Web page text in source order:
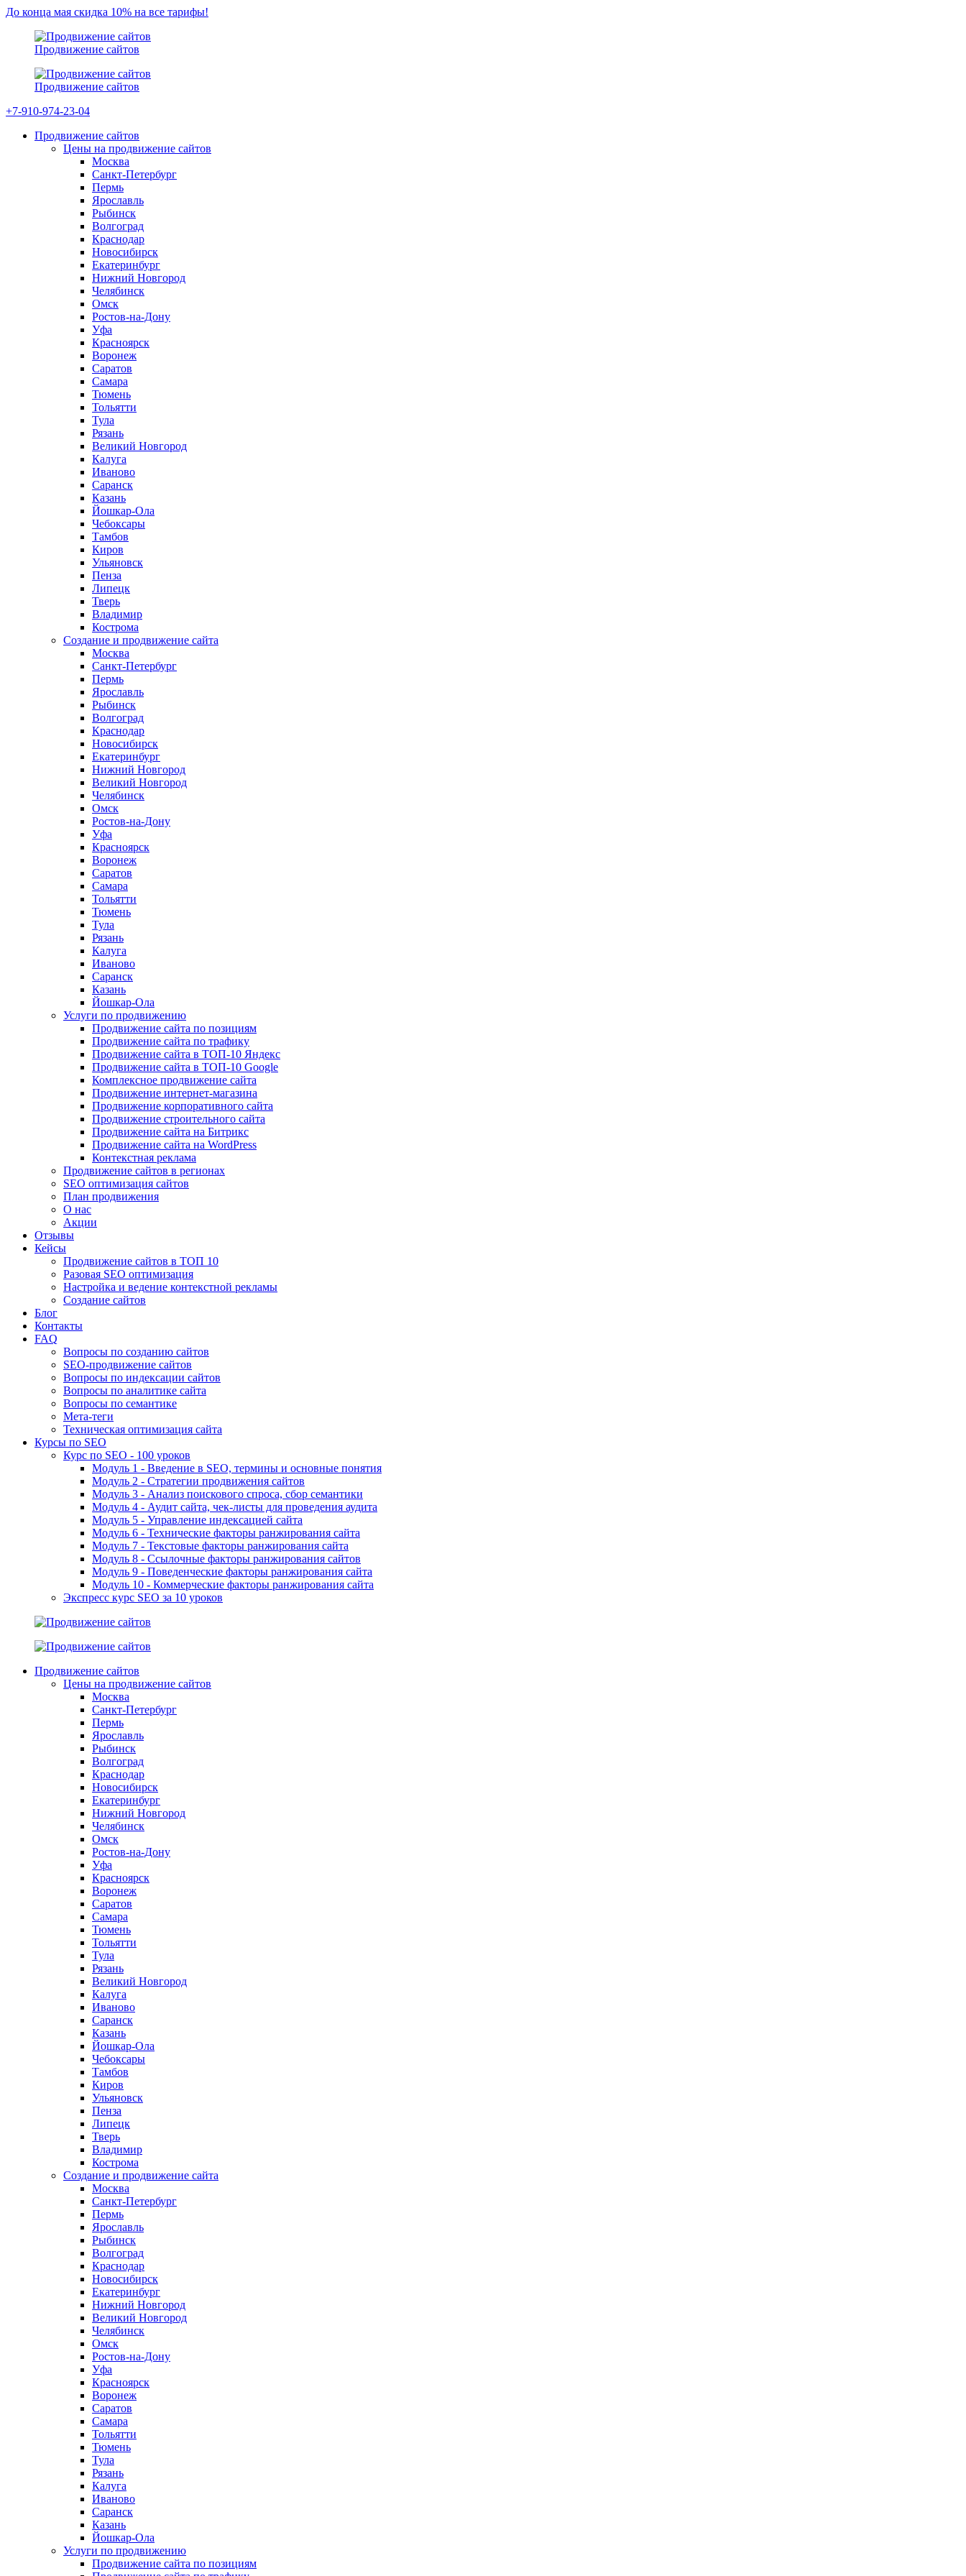
До конца мая скидка 10% на все тарифы!
Продвижение сайтов
Продвижение сайтов
+7-910-974-23-04
Продвижение сайтов
Цены на продвижение сайтов
Москва
Санкт-Петербург
Пермь
Ярославль
Рыбинск
Волгоград
Краснодар
Новосибирск
Екатеринбург
Нижний Новгород
Челябинск
Омск
Ростов-на-Дону
Уфа
Красноярск
Воронеж
Саратов
Самара
Тюмень
Тольятти
Тула
Рязань
Великий Новгород
Калуга
Иваново
Саранск
Казань
Йошкар-Ола
Чебоксары
Тамбов
Киров
Ульяновск
Пенза
Липецк
Тверь
Владимир
Кострома
Создание и продвижение сайта
Москва
Санкт-Петербург
Пермь
Ярославль
Рыбинск
Волгоград
Краснодар
Новосибирск
Екатеринбург
Нижний Новгород
Великий Новгород
Челябинск
Омск
Ростов-на-Дону
Уфа
Красноярск
Воронеж
Саратов
Самара
Тольятти
Тюмень
Тула
Рязань
Калуга
Иваново
Саранск
Казань
Йошкар-Ола
Услуги по продвижению
Продвижение сайта по позициям
Продвижение сайта по трафику
Продвижение сайта в ТОП-10 Яндекс
Продвижение сайта в ТОП-10 Google
Комплексное продвижение сайта
Продвижение интернет-магазина
Продвижение корпоративного сайта
Продвижение строительного сайта
Продвижение сайта на Битрикс
Продвижение сайта на WordPress
Контекстная реклама
Продвижение сайтов в регионах
SEO оптимизация сайтов
План продвижения
О нас
Акции
Отзывы
Кейсы
Продвижение сайтов в ТОП 10
Разовая SEO оптимизация
Настройка и ведение контекстной рекламы
Создание сайтов
Блог
Контакты
FAQ
Вопросы по созданию сайтов
SEO-продвижение сайтов
Вопросы по индексации сайтов
Вопросы по аналитике сайта
Вопросы по семантике
Мета-теги
Техническая оптимизация сайта
Курсы по SEO
Курс по SEO - 100 уроков
Модуль 1 - Введение в SEO, термины и основные понятия
Модуль 2 - Стратегии продвижения сайтов
Модуль 3 - Анализ поискового спроса, сбор семантики
Модуль 4 - Аудит сайта, чек-листы для проведения аудита
Модуль 5 - Управление индексацией сайта
Модуль 6 - Технические факторы ранжирования сайта
Модуль 7 - Текстовые факторы ранжирования сайта
Модуль 8 - Ссылочные факторы ранжирования сайтов
Модуль 9 - Поведенческие факторы ранжирования сайта
Модуль 10 - Коммерческие факторы ранжирования сайта
Экспресс курс SEO за 10 уроков
Продвижение сайтов
Цены на продвижение сайтов
Москва
Санкт-Петербург
Пермь
Ярославль
Рыбинск
Волгоград
Краснодар
Новосибирск
Екатеринбург
Нижний Новгород
Челябинск
Омск
Ростов-на-Дону
Уфа
Красноярск
Воронеж
Саратов
Самара
Тюмень
Тольятти
Тула
Рязань
Великий Новгород
Калуга
Иваново
Саранск
Казань
Йошкар-Ола
Чебоксары
Тамбов
Киров
Ульяновск
Пенза
Липецк
Тверь
Владимир
Кострома
Создание и продвижение сайта
Москва
Санкт-Петербург
Пермь
Ярославль
Рыбинск
Волгоград
Краснодар
Новосибирск
Екатеринбург
Нижний Новгород
Великий Новгород
Челябинск
Омск
Ростов-на-Дону
Уфа
Красноярск
Воронеж
Саратов
Самара
Тольятти
Тюмень
Тула
Рязань
Калуга
Иваново
Саранск
Казань
Йошкар-Ола
Услуги по продвижению
Продвижение сайта по позициям